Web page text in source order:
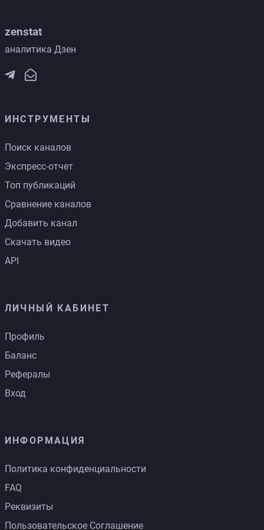
zenstat
аналитика Дзен
ИНСТРУМЕНТЫ
Поиск каналов
Экспресс-отчет
Топ публикаций
Сравнение каналов
Добавить канал
Скачать видео
API
ЛИЧНЫЙ КАБИНЕТ
Профиль
Баланс
Рефералы
Вход
ИНФОРМАЦИЯ
Политика конфиденциальности
FAQ
Реквизиты
Пользовательское Соглашение